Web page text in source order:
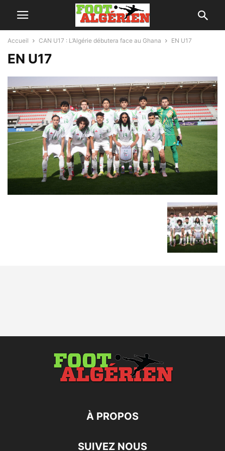
Accueil CAN U17 : L’Algérie débutera face au Ghana EN U17
EN U17
À PROPOS
SUIVEZ NOUS